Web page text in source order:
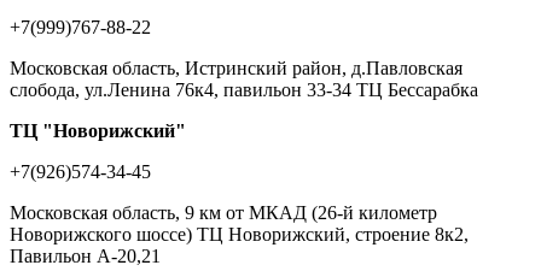
+7(999)767-88-22
Московская область, Истринский район, д.Павловская
слобода, ул.Ленина 76к4, павильон 33-34 ТЦ Бессарабка
ТЦ "Новорижский"
+7(926)574-34-45
Московская область, 9 км от МКАД (26-й километр
Новорижского шоссе) ТЦ Новорижский, строение 8к2,
Павильон А-20,21